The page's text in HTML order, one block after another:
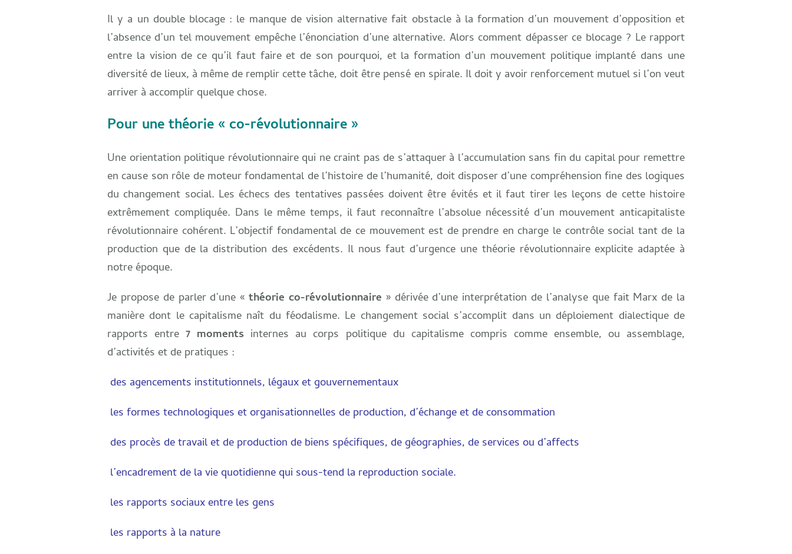
Il y a un double blocage : le manque de vision alternative fait obstacle à la formation d’un mouvement d’opposition et
l’absence d’un tel mouvement empêche l’énonciation d’une alternative. Alors comment dépasser ce blocage ? Le rapport
entre la vision de ce qu’il faut faire et de son pourquoi, et la formation d’un mouvement politique implanté dans une
diversité de lieux, à même de remplir cette tâche, doit être pensé en spirale. Il doit y avoir renforcement mutuel si l’on veut
arriver à accomplir quelque chose.
Pour une théorie « co-révolutionnaire »
Une orientation politique révolutionnaire qui ne craint pas de s’attaquer à l’accumulation sans fin du capital pour remettre
en cause son rôle de moteur fondamental de l’histoire de l’humanité, doit disposer d’une compréhension fine des logiques
du changement social. Les échecs des tentatives passées doivent être évités et il faut tirer les leçons de cette histoire
extrêmement compliquée. Dans le même temps, il faut reconnaître l’absolue nécessité d’un mouvement anticapitaliste
révolutionnaire cohérent. L’objectif fondamental de ce mouvement est de prendre en charge le contrôle social tant de la
production que de la distribution des excédents. Il nous faut d’urgence une théorie révolutionnaire explicite adaptée à
notre époque.
Je propose de parler d’une « théorie co-révolutionnaire » dérivée d’une interprétation de l’analyse que fait Marx de la
manière dont le capitalisme naît du féodalisme. Le changement social s’accomplit dans un déploiement dialectique de
rapports entre7 moments internes au corps politique du capitalisme compris comme ensemble, ou assemblage,
d’activités et de pratiques :
des agencements institutionnels, légaux et gouvernementaux
les formes technologiques et organisationnelles de production, d’échange et de consommation
des procès de travail et de production de biens spécifiques, de géographies, de services ou d’affects
l’encadrement de la vie quotidienne qui sous-tend la reproduction sociale.
les rapports sociaux entre les gens
les rapports à la nature